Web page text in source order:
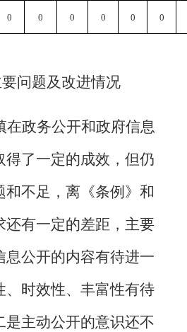
0 0 0 0 0 0
问题及改进情况
在政务公开和政府信息
得了一定的成效，但仍
和不足，离《条例》和
还有一定的差距，主要
息公开的内容有待进一
、时效性、丰富性有待
是主动公开的意识还不